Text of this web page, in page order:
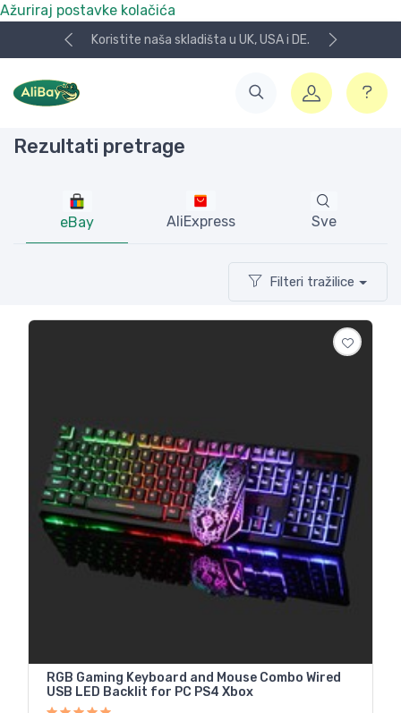
Ažuriraj postavke kolačića
Koristite naša skladišta u UK, USA i DE.
Rezultati pretrage
eBay AliExpress Sve
Filteri tražilice
RGB Gaming Keyboard and Mouse Combo Wired
USB LED Backlit for PC PS4 Xbox